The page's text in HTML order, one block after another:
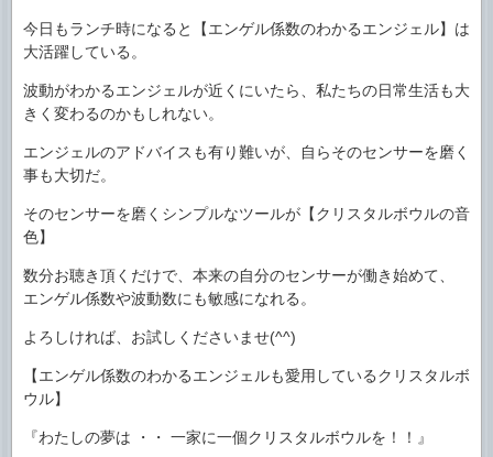
今日もランチ時になると【エンゲル係数のわかるエンジェル】は
大活躍している。
波動がわかるエンジェルが近くにいたら、私たちの日常生活も大
きく変わるのかもしれない。
エンジェルのアドバイスも有り難いが、自らそのセンサーを磨く
事も大切だ。
そのセンサーを磨くシンプルなツールが【クリスタルボウルの音
色】
数分お聴き頂くだけで、本来の自分のセンサーが働き始めて、
エンゲル係数や波動数にも敏感になれる。
よろしければ、お試しくださいませ(^^)
【エンゲル係数のわかるエンジェルも愛用しているクリスタルボ
ウル】
『わたしの夢は ・・ 一家に一個クリスタルボウルを！！』